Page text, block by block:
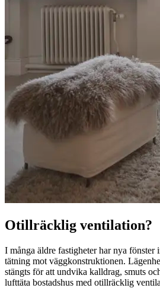
Otillräcklig ventilation?
I många äldre fastigheter har nya fönster
tätning mot väggkonstruktionen.
stängts för att undvika kalldrag, smuts
lufttäta bostadshus med otillräcklig